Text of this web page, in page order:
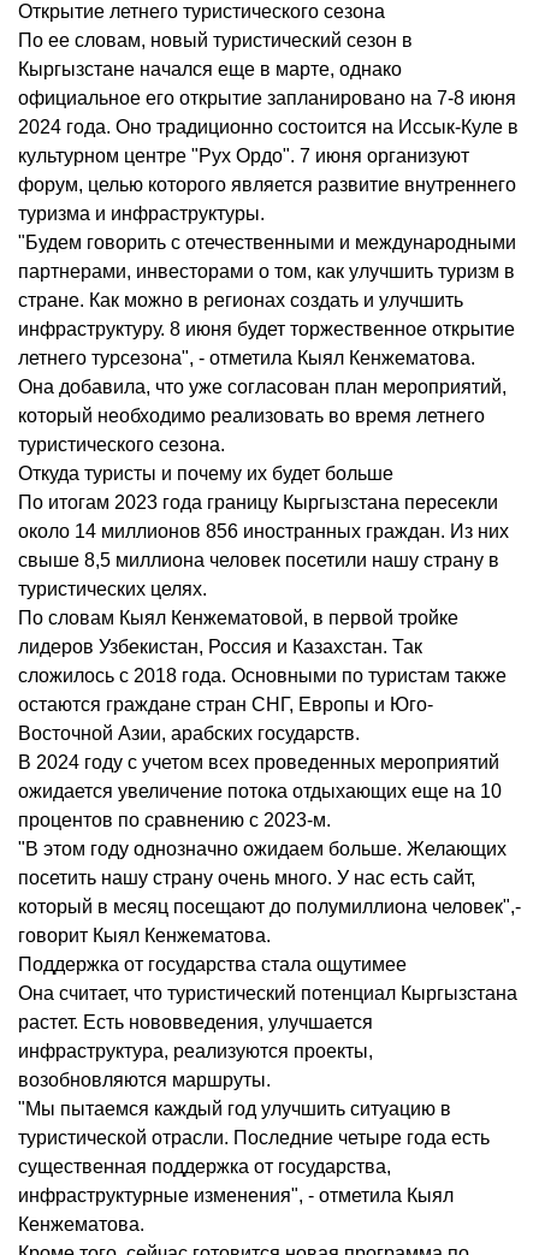
Открытие летнего туристического сезона
По ее словам, новый туристический сезон в
Кыргызстане начался еще в марте, однако
официальное его открытие запланировано на 7-8 июня
2024 года. Оно традиционно состоится на Иссык-Куле в
культурном центре "Рух Ордо". 7 июня организуют
форум, целью которого является развитие внутреннего
туризма и инфраструктуры.
"Будем говорить с отечественными и международными
партнерами, инвесторами о том, как улучшить туризм в
стране. Как можно в регионах создать и улучшить
инфраструктуру. 8 июня будет торжественное открытие
летнего турсезона", - отметила Кыял Кенжематова.
Она добавила, что уже согласован план мероприятий,
который необходимо реализовать во время летнего
туристического сезона.
Откуда туристы и почему их будет больше
По итогам 2023 года границу Кыргызстана пересекли
около 14 миллионов 856 иностранных граждан. Из них
свыше 8,5 миллиона человек посетили нашу страну в
туристических целях.
По словам Кыял Кенжематовой, в первой тройке
лидеров Узбекистан, Россия и Казахстан. Так
сложилось с 2018 года. Основными по туристам также
остаются граждане стран СНГ, Европы и Юго-
Восточной Азии, арабских государств.
В 2024 году с учетом всех проведенных мероприятий
ожидается увеличение потока отдыхающих еще на 10
процентов по сравнению с 2023-м.
"В этом году однозначно ожидаем больше. Желающих
посетить нашу страну очень много. У нас есть сайт,
который в месяц посещают до полумиллиона человек",-
говорит Кыял Кенжематова.
Поддержка от государства стала ощутимее
Она считает, что туристический потенциал Кыргызстана
растет. Есть нововведения, улучшается
инфраструктура, реализуются проекты,
возобновляются маршруты.
"Мы пытаемся каждый год улучшить ситуацию в
туристической отрасли. Последние четыре года есть
существенная поддержка от государства,
инфраструктурные изменения", - отметила Кыял
Кенжематова.